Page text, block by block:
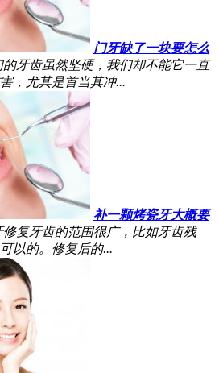
门牙缺了一块要怎么
的牙齿虽然坚硬，我们却不能它一直
，尤其是首当其冲...
补一颗烤瓷牙大概要
修复牙齿的范围很广，比如牙齿残
以的。修复后的...